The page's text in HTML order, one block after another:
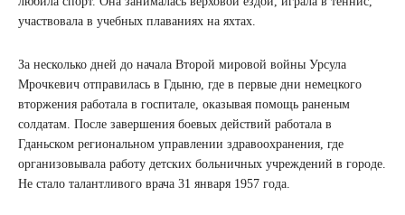
участвовала в учебных плаваниях на яхтах.
За несколько дней до начала Второй мировой войны Урсула
Мрочкевич отправилась в Гдыню, где в первые дни немецкого
вторжения работала в госпитале, оказывая помощь раненым
солдатам. После завершения боевых действий работала в
Гданьском региональном управлении здравоохранения, где
организовывала работу детских больничных учреждений в городе.
Не стало талантливого врача 31 января 1957 года.